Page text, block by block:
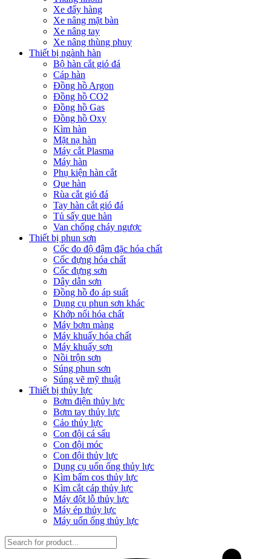
Xe đẩy hàng
Xe nâng mặt bàn
Xe nâng tay
Xe nâng thùng phuy
Thiết bị ngành hàn
Bộ hàn cắt gió đá
Cáp hàn
Đồng hồ Argon
Đồng hồ CO2
Đồng hồ Gas
Đồng hồ Oxy
Kìm hàn
Mặt nạ hàn
Máy cắt Plasma
Máy hàn
Phụ kiện hàn cắt
Que hàn
Rùa cắt gió đá
Tay hàn cắt gió đá
Tủ sấy que hàn
Van chống cháy ngược
Thiết bị phun sơn
Cốc đo độ đậm đặc hóa chất
Cốc đựng hóa chất
Cốc đựng sơn
Dây dẫn sơn
Đồng hồ đo áp suất
Dụng cụ phun sơn khác
Khớp nối hóa chất
Máy bơm màng
Máy khuấy hóa chất
Máy khuấy sơn
Nồi trộn sơn
Súng phun sơn
Súng vẽ mỹ thuật
Thiết bị thủy lực
Bơm điện thủy lực
Bơm tay thủy lực
Cảo thủy lực
Con đội cá sấu
Con đội móc
Con đội thủy lực
Dụng cụ uốn ống thủy lực
Kìm bấm cos thủy lực
Kìm cắt cáp thủy lực
Máy đột lỗ thủy lực
Máy ép thủy lực
Máy uốn ống thủy lực